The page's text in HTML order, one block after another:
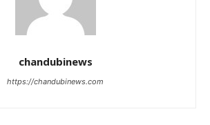
chandubinews
https://chandubinews.com